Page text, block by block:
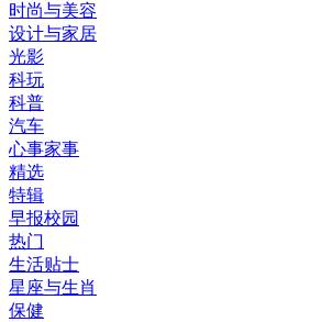
时尚与美容
设计与家居
光影
科玩
科普
汽车
心事家事
精选
特辑
早报校园
热门
生活贴士
星座与生肖
保健